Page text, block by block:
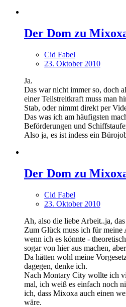
Der Dom zu
Cid Fabel
23. Oktober 2010
Ja.
Das war nicht immer so, doch
einer Teilstreitkraft muss man
Stab, oder nimmt direkt per
Das was ich am häufigsten
Beförderungen und
Also ja, es ist indess ein
Der Dom zu
Cid Fabel
23. Oktober 2010
Ah, also die liebe Arbeit..ja,
Zum Glück muss ich für meine
wenn ich es könnte -
sogar von hier aus machen,
Da hätten wohl meine
dagegen, denke ich.
Nach Montary City wollte ich
mal, ich weiß es einfach noch
ich, dass Mixoxa auch einen
wäre.